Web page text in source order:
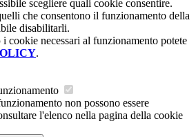
scegliere quali cookie consentire.
che consentono il funzionamento della
disabilitarli.
cookie necessari al funzionamento potete
.
non possono essere
l'elenco nella pagina della cookie